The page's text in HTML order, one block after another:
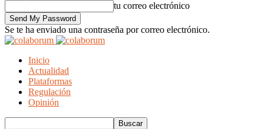
tu correo electrónico
Se te ha enviado una contraseña por correo electrónico.
Inicio
Actualidad
Plataformas
Regulación
Opinión